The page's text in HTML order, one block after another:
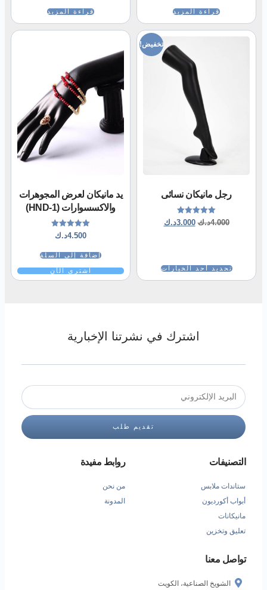
قراءة المزيد قراءة المزيد
تخفيض!
رجل مانيكان نسائى
تم التقييم
5.00
4.000د.ك 3.000د.ك
تحديد أحد الخيارات
يد مانيكان لعرض المجوهرات
والاكسسوارات (HND-1)
تم التقييم
5.00
4.500د.ك
إضافة إلى السلة
اشتري الآن
اشترك في نشرتنا الإخبارية
تقديم طلب
التصنيفات
ستاندات ملابس
أبواب أكورديون
مانيكانات
تعليق وتخزين
روابط مفيدة
من نحن
المدونة
تواصل معنا
الشويخ الصناعية، الكويت